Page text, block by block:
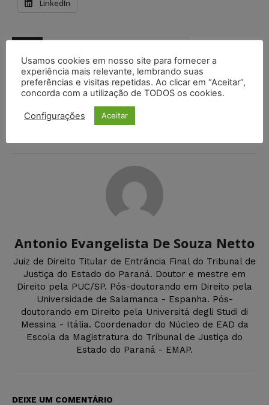
LinkedIn
Artigo anterior
Adoção do sistema
atributivo para obtenção
do registro de propriedade
de marca e sua
relativização
Próximo artigo
A proteção relativa à
designação, por título
Antonio Evangelista De Souza Netto
Juiz de Direito Titular de Entrância Final do Tribunal de
Justiça do Estado do Paraná. Doutor e mestre em
Direito pela PUC/SP. Pós-doutorando em Direito pela
Universidade de Salamanca - Espanha. Pós-
doutorando em Direito pela Universitá degli Studi di
Messina - Itália. Coordenador do Núcleo de EAD da
Escola da Magistratura do Tribunal de Justiça do
Estado do Paraná - EMAP.
DEIXE UM COMENTÁRIO
Usamos cookies em nosso site para fornecer a
experiência mais relevante, lembrando suas
preferências e visitas repetidas. Ao clicar em “Aceitar”,
concorda com a utilização de TODOS os cookies.
Configurações Aceitar